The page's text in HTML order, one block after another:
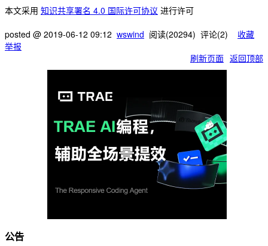
本文采用 知识共享署名 4.0 国际许可协议 进行许可
posted @ 2019-06-12 09:12 wswind 阅读(20294) 评论(2) 收藏
举报
刷新页面 返回顶部
公告